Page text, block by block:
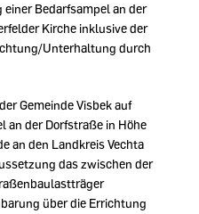
Bedarfsampel an der
Kirche inklusive der
Unterhaltung durch
Gemeinde Visbek auf
an der Dorfstraße in Höhe
an den Landkreis Vechta
das zwischen der
über die Errichtung